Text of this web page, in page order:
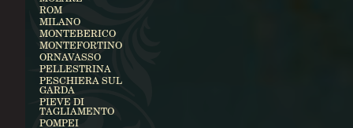
ROM
MILANO
MONTEBERICO
MONTEFORTINO
ORNAVASSO
PELLESTRINA
PESCHIERA SUL
GARDA
PIEVE DI
TAGLIAMENTO
POMPEI